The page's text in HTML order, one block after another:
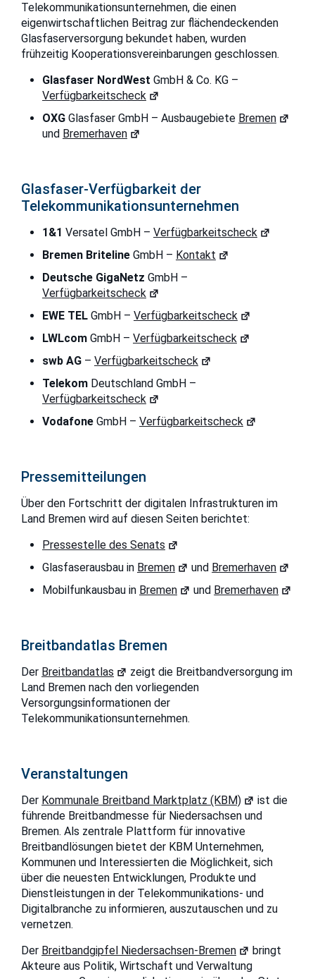
Telekommunikationsunternehmen, die einen
eigenwirtschaftlichen Beitrag zur flächendeckenden
Glasfaserversorgung bekundet haben, wurden
frühzeitig Kooperationsvereinbarungen geschlossen.
Glasfaser NordWest GmbH & Co. KG –
Verfügbarkeitscheck
OXG Glasfaser GmbH – Ausbaugebiete Bremen
und Bremerhaven
Glasfaser-Verfügbarkeit der
Telekommunikationsunternehmen
1&1 Versatel GmbH – Verfügbarkeitscheck
Bremen Briteline GmbH – Kontakt
Deutsche GigaNetz GmbH –
Verfügbarkeitscheck
EWE TEL GmbH – Verfügbarkeitscheck
LWLcom GmbH – Verfügbarkeitscheck
swb AG – Verfügbarkeitscheck
Telekom Deutschland GmbH –
Verfügbarkeitscheck
Vodafone GmbH – Verfügbarkeitscheck
Pressemitteilungen
Über den Fortschritt der digitalen Infrastrukturen im
Land Bremen wird auf diesen Seiten berichtet:
Pressestelle des Senats
Glasfaserausbau in Bremen und Bremerhaven
Mobilfunkausbau in Bremen und Bremerhaven
Breitbandatlas Bremen
Der Breitbandatlas
zeigt die Breitbandversorgung im
Land Bremen nach den vorliegenden
Versorgungsinformationen der
Telekommunikationsunternehmen.
Veranstaltungen
Der Kommunale Breitband Marktplatz (KBM)
ist die
führende Breitbandmesse für Niedersachsen und
Bremen. Als zentrale Plattform für innovative
Breitbandlösungen bietet der KBM Unternehmen,
Kommunen und Interessierten die Möglichkeit, sich
über die neuesten Entwicklungen, Produkte und
Dienstleistungen in der Telekommunikations- und
Digitalbranche zu informieren, auszutauschen und zu
vernetzen.
Der Breitbandgipfel Niedersachsen-Bremen
bringt
Akteure aus Politik, Wirtschaft und Verwaltung